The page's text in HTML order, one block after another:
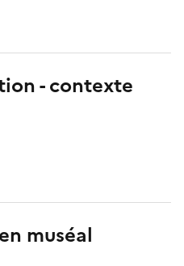
- contexte
muséal